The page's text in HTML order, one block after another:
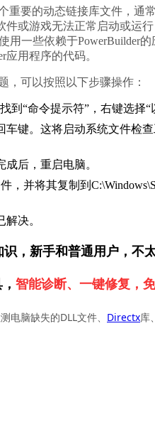
重要的动态链接库文件，通
或游戏无法正常启动或运
用一些依赖于PowerBuilder
应用程序的代码。
，可以按照以下步骤操作：
到“命令提示符”，右键选择“
车键。这将启动系统文件检
后，重启电脑。
，并将其复制到
决。
，新手和普通用户，不太
智能诊断、一键修复，免
电脑缺失的DLL文件、 Directx库